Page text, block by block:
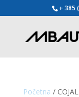
+ 385
Početna /